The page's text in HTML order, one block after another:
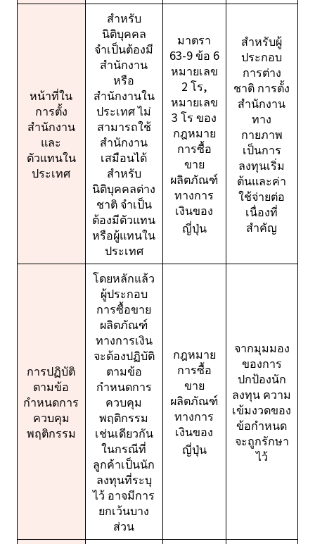
หน้าที่ใน
การตั้ง
สำนักงาน
และ
ตัวแทนใน
ประเทศ
สำหรับ
นิติบุคคล
จำเป็นต้องมี
สำนักงาน
หรือ
สำนักงานใน
ประเทศ ไม่
สามารถใช้
สำนักงาน
เสมือนได้
สำหรับ
นิติบุคคลต่าง
ชาติ จำเป็น
ต้องมีตัวแทน
หรือผู้แทนใน
ประเทศ
มาตรา
63-9 ข้อ 6
หมายเลข
2 โร,
หมายเลข
3 โร ของ
กฎหมาย
การซื้อ
ขาย
ผลิตภัณฑ์
ทางการ
เงินของ
ญี่ปุ่น
สำหรับผู้
ประกอบ
การต่าง
ชาติ การตั้ง
สำนักงาน
ทาง
กายภาพ
เป็นการ
ลงทุนเริ่ม
ต้นและค่า
ใช้จ่ายต่อ
เนื่องที่
สำคัญ
การปฏิบัติ
ตามข้อ
กำหนดการ
ควบคุม
พฤติกรรม
โดยหลักแล้ว
ผู้ประกอบ
การซื้อขาย
ผลิตภัณฑ์
ทางการเงิน
จะต้องปฏิบัติ
ตามข้อ
กำหนดการ
ควบคุม
พฤติกรรม
เช่นเดียวกัน
ในกรณีที่
ลูกค้าเป็นนัก
ลงทุนที่ระบุ
ไว้ อาจมีการ
ยกเว้นบาง
ส่วน
กฎหมาย
การซื้อ
ขาย
ผลิตภัณฑ์
ทางการ
เงินของ
ญี่ปุ่น
จากมุมมอง
ของการ
ปกป้องนัก
ลงทุน ความ
เข้มงวดของ
ข้อกำหนด
จะถูกรักษา
ไว้